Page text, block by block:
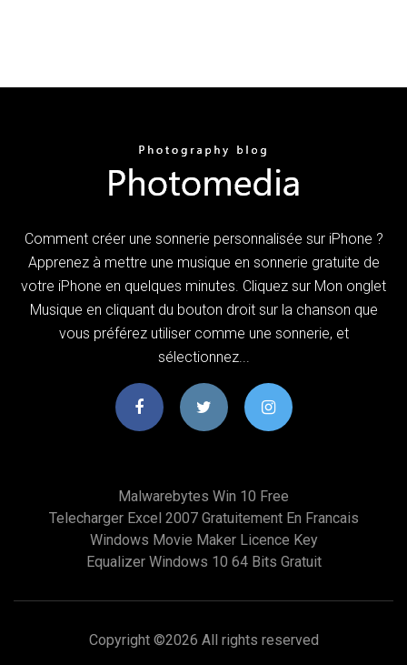
Comment créer une sonnerie personnalisée sur iPhone ?
Apprenez à mettre une musique en sonnerie gratuite de
votre iPhone en quelques minutes. Cliquez sur Mon onglet
Musique en cliquant du bouton droit sur la chanson que
vous préférez utiliser comme une sonnerie, et
sélectionnez...
Malwarebytes Win 10 Free
Telecharger Excel 2007 Gratuitement En Francais
Windows Movie Maker Licence Key
Equalizer Windows 10 64 Bits Gratuit
Copyright ©2026 All rights reserved